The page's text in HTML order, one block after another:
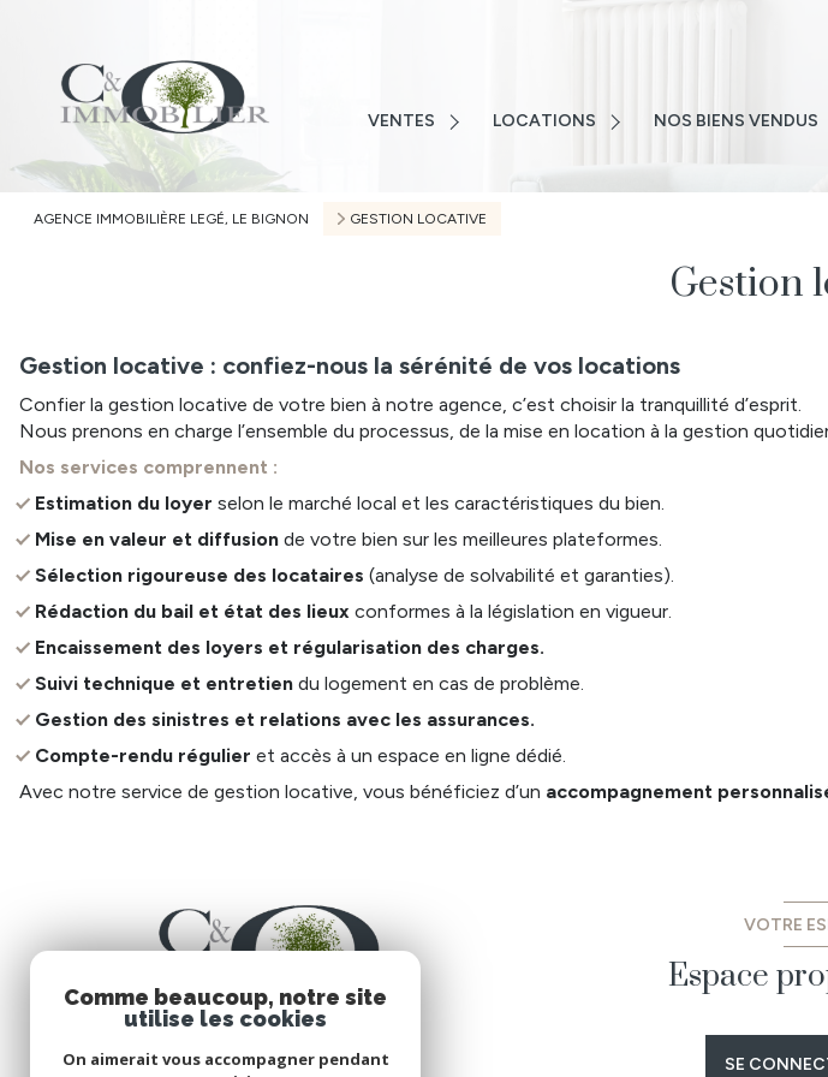
VENTES
MAISONS
APPARTEMENTS
LOCATIONS
APPARTEMENTS
NOS BIENS VENDUS
AGENCE IMMOBILIÈRE LEGÉ, LE BIGNON GESTION LOCATIVE
Gestion
Gestion locative : confiez-nous la sérénité de vos locations
Confier la gestion locative de votre bien à notre agence, c’est choisir la tranquillité d’esprit.
Nous prenons en charge l’ensemble du processus, de la mise en location à la gestion
Nos services comprennent :
Estimation du loyer selon le marché local et les caractéristiques du bien.
Mise en valeur et diffusionde votre bien sur les meilleures plateformes.
Sélection rigoureuse des locataires (analyse de solvabilité et garanties).
Rédaction du bail et état des lieuxconformes à la législation en vigueur.
Encaissement des loyers et régularisation des charges.
Suivi technique et entretiendu logement en cas de problème.
Gestion des sinistres et relations avec les assurances.
Compte-rendu régulier et accès à un espace en ligne dédié.
Avec notre service de gestion locative, vous bénéficiez d’un accompagnement
VOTRE
Espace
SE
Comme beaucoup, notre site
utilise les cookies
On aimerait vous accompagner pendant